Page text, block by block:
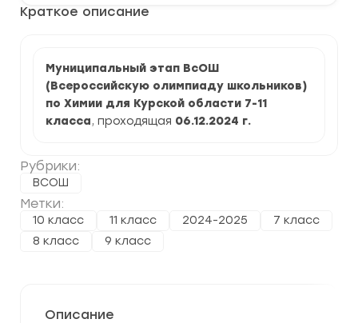
Краткое описание
Муниципальный этап ВсОШ
(Всероссийскую олимпиаду школьников)
по Химии для Курской области 7-11
класса, проходящая 06.12.2024 г.
Рубрики:
ВСОШ
Метки:
10 класс 11 класс 2024-2025
7 класс
8 класс
9 класс
Описание